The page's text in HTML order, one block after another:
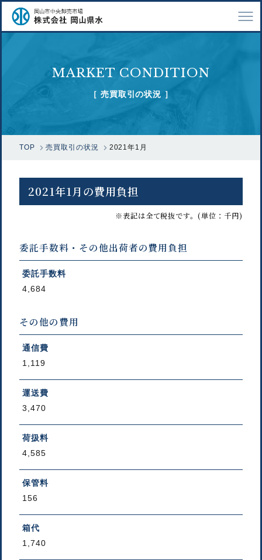
お問い合わせ
MARKET CONDITION
［ 売買取引の状況 ］
TOP 売買取引の状況 2021年1月
2021年1月の費用負担
※表記は全て税抜です。(単位：千円)
委託手数料・その他出荷者の費用負担
委託手数料
4,684
その他の費用
通信費
1,119
運送費
3,470
荷扱料
4,585
保管料
156
箱代
1,740